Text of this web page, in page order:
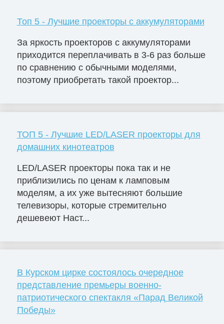
Топ 5 - Лучшие проекторы с аккумуляторами
За яркость проекторов с аккумуляторами
приходится переплачивать в 3-6 раз больше
по сравнению с обычными моделями,
поэтому приобретать такой проектор...
ТОП 5 - Лучшие LED/LASER проекторы для
домашних кинотеатров
LED/LASER проекторы пока так и не
приблизились по ценам к ламповым
моделям, а их уже вытесняют большие
телевизоры, которые стремительно
дешевеют Наст...
В Курском цирке состоялось очередное
представление премьеры военно-
патриотического спектакля «Парад Великой
Победы»